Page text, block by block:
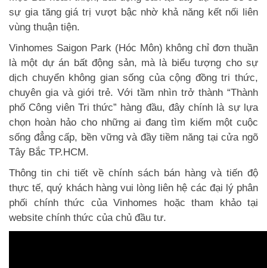
sự gia tăng giá trị vượt bậc nhờ khả năng kết nối liên
vùng thuận tiện.
Vinhomes Saigon Park (Hóc Môn) không chỉ đơn thuần
là một dự án bất động sản, mà là biểu tượng cho sự
dịch chuyển không gian sống của cộng đồng tri thức,
chuyên gia và giới trẻ. Với tầm nhìn trở thành “Thành
phố Công viên Tri thức” hàng đầu, đây chính là sự lựa
chọn hoàn hảo cho những ai đang tìm kiếm một cuộc
sống đẳng cấp, bền vững và đầy tiềm năng tại cửa ngõ
Tây Bắc TP.HCM.
Thông tin chi tiết về chính sách bán hàng và tiến độ
thực tế, quý khách hàng vui lòng liên hệ các đại lý phân
phối chính thức của Vinhomes hoặc tham khảo tại
website chính thức của chủ đầu tư.